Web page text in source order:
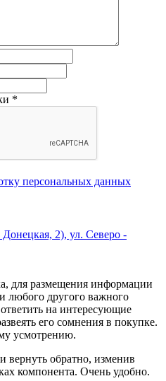
*
персональных данных
2), ул. Северо -
для размещения информации
любого другого важного
на интересующие
его сомнения в покупке.
усмотрению.
вернуть обратно, изменив
компонента. Очень удобно.